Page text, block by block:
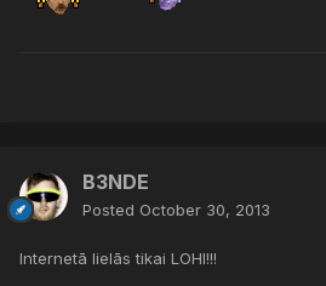
B3NDE
Posted October 30, 2013
Internetā lielās tikai LOHI!!!